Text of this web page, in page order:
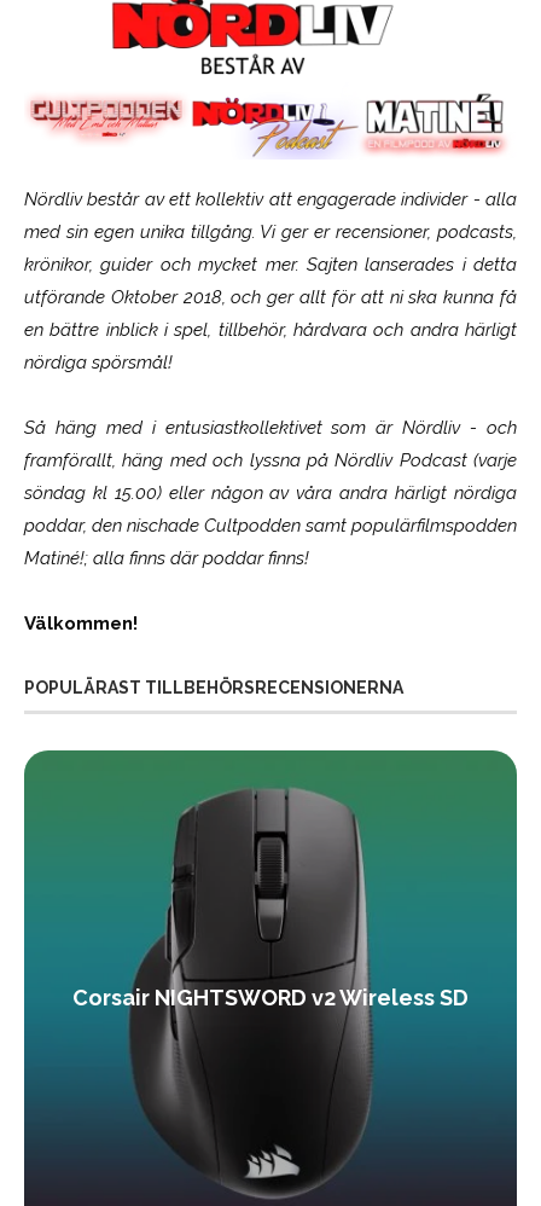
Nördliv består av ett kollektiv att engagerade individer - alla
med sin egen unika tillgång. Vi ger er recensioner, podcasts,
krönikor, guider och mycket mer. Sajten lanserades i detta
utförande Oktober 2018, och ger allt för att ni ska kunna få
en bättre inblick i spel, tillbehör, hårdvara och andra härligt
nördiga spörsmål!
Så häng med i entusiastkollektivet som ärNördliv- och
framförallt, häng med och lyssna på Nördliv Podcast (varje
söndag kl 15.00) eller någon av våra andra härligt nördiga
poddar, den nischade Cultpodden samt populärfilmspodden
Matiné!; alla finns där poddar finns!
Välkommen!
POPULÄRAST TILLBEHÖRSRECENSIONERNA
Corsair NIGHTSWORD v2 Wireless SD